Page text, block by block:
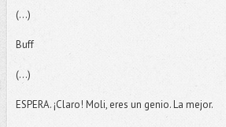
(...)
Buff
(...)
ESPERA. ¡Claro! Moli, eres un genio. La mejor.